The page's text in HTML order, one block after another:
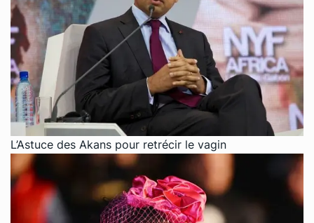
L’Astuce des Akans pour retrécir le vagin